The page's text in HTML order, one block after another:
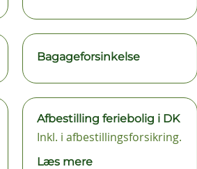
Bagageforsinkelse
Afbestilling feriebolig i DK
Inkl. i afbestillingsforsikring.
Læs mere